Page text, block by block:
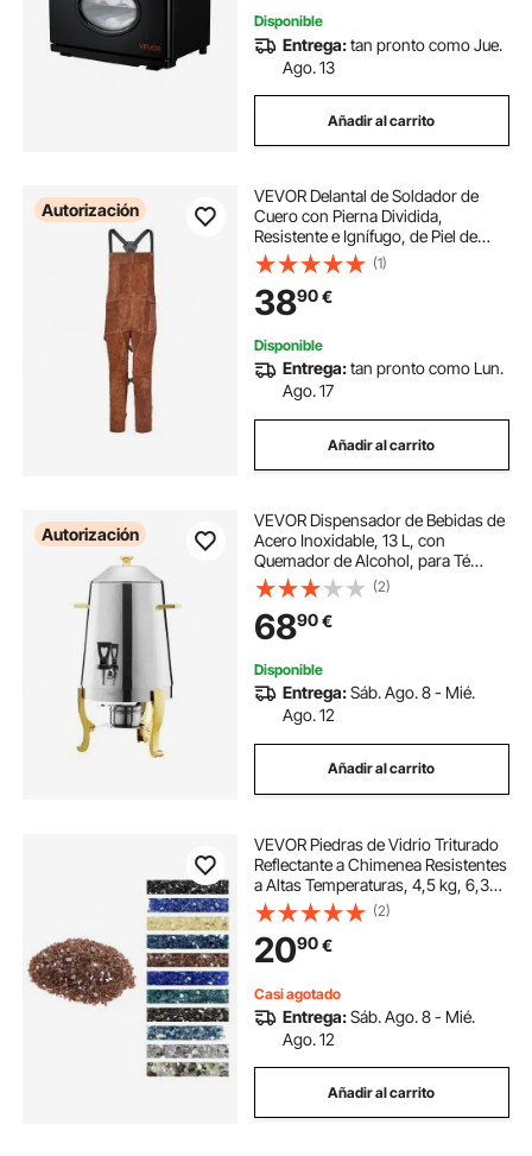
Disponible
Entrega:tan pronto como Jue.
Ago. 13
Añadir al carrito
Autorización
VEVOR Delantal de Soldador de
Cuero con Pierna Dividida,
Resistente e Ignífugo, de Piel de
Vacuno, para Hombre y Mujer, con
3 Bolsillos, Ideal para Carpintería,
Jardinería y Herrería, Talla L
(1)
3890€
Disponible
Entrega:tan pronto como Lun.
Ago. 17
Añadir al carrito
Autorización
VEVOR Dispensador de Bebidas de
Acero Inoxidable, 13 L, con
Quemador de Alcohol, para Té
Helado, Jugo o Agua, Ideal para
Restaurantes, Hoteles y Fiestas,
Fácil de Limpiar, 290 x 290 x 530
mm
(2)
6890€
Disponible
Entrega:Sáb. Ago. 8 - Mié.
Ago. 12
Añadir al carrito
VEVOR Piedras de Vidrio Triturado
Reflectante a Chimenea Resistentes
a Altas Temperaturas, 4,5 kg, 6,35
mm, sin Humo, a Paisajismo de
Piedra de Alto Brillo para Mesas de
Fogata, Rojo Marrón Cobre
(2)
2090€
Casi agotado
Entrega:Sáb. Ago. 8 - Mié.
Ago. 12
Añadir al carrito